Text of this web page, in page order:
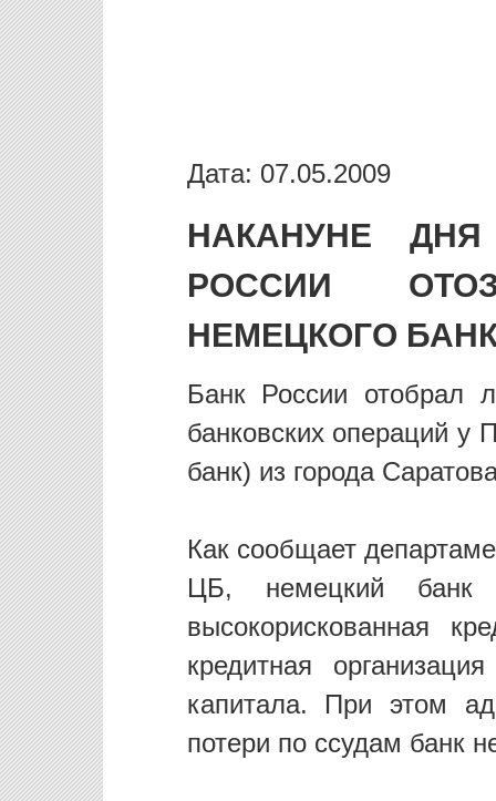
Дата: 07.05.2009
НАКАНУНЕ
РОССИИ
НЕМЕЦКОГО
Банк России отобрал
банковских операций у
банк) из города
Как сообщает
ЦБ, немецкий банк
высокорискованная
кредитная
капитала. При этом
потери по ссудам банк